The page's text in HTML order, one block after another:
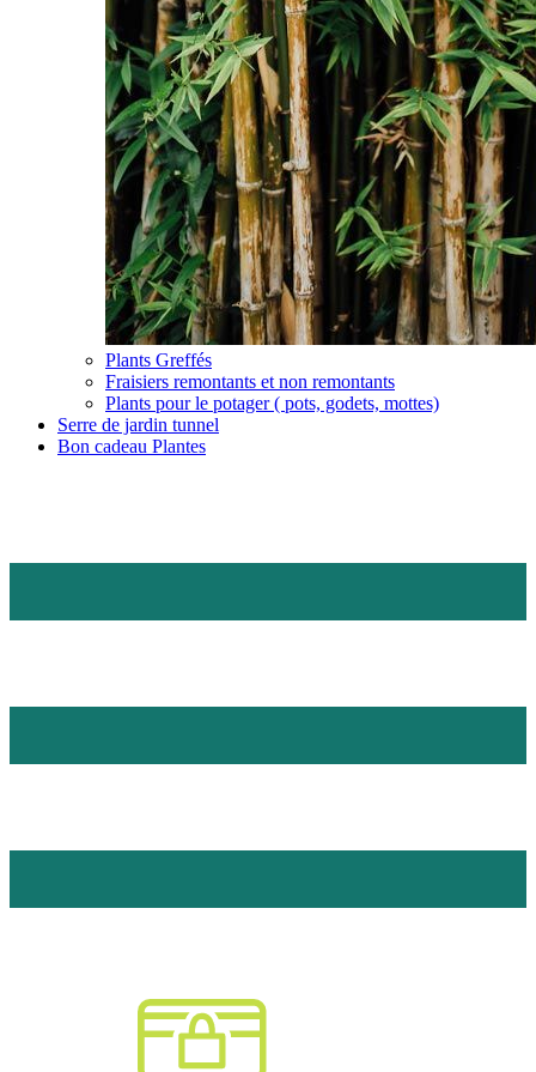
Plants Greffés
Fraisiers remontants et non remontants
Plants pour le potager ( pots, godets, mottes)
Serre de jardin tunnel
Bon cadeau Plantes